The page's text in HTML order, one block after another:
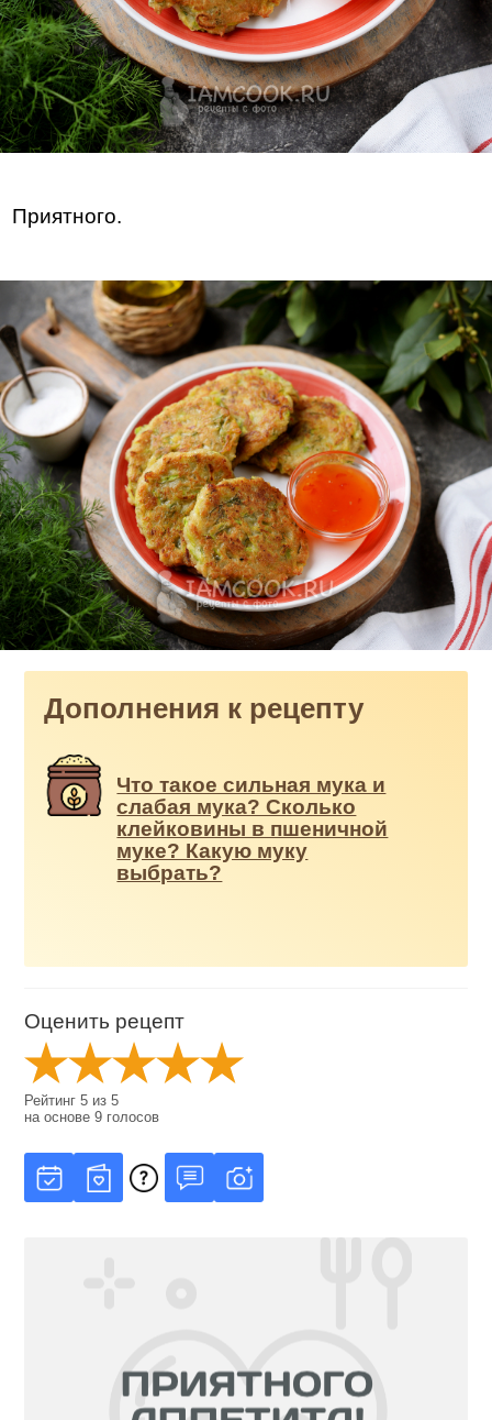
Приятного.
Дополнения к рецепту
Что такое сильная мука и
слабая мука? Сколько
клейковины в пшеничной
муке? Какую муку
выбрать?
Оценить рецепт
Рейтинг5 из5
на основе9 голосов